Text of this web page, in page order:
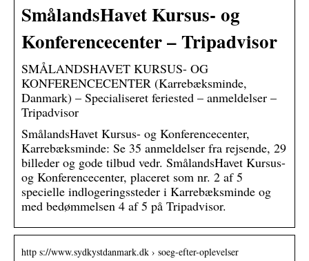
SmålandsHavet Kursus- og
Konferencecenter – Tripadvisor
SMÅLANDSHAVET KURSUS- OG
KONFERENCECENTER (Karrebæksminde,
Danmark) – Specialiseret feriested – anmeldelser –
Tripadvisor
SmålandsHavet Kursus- og Konferencecenter,
Karrebæksminde: Se 35 anmeldelser fra rejsende, 29
billeder og gode tilbud vedr. SmålandsHavet Kursus-
og Konferencecenter, placeret som nr. 2 af 5
specielle indlogeringssteder i Karrebæksminde og
med bedømmelsen 4 af 5 på Tripadvisor.
http s://www.sydkystdanmark.dk › soeg-efter-oplevelser